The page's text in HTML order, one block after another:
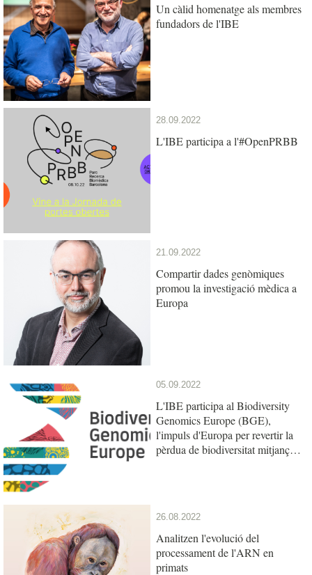
Un càlid homenatge als membres
fundadors de l'IBE
28.09.2022
L'IBE participa a l'#OpenPRBB
21.09.2022
Compartir dades genòmiques
promou la investigació mèdica a
Europa
05.09.2022
L'IBE participa al Biodiversity
Genomics Europe (BGE),
l'impuls d'Europa per revertir la
pèrdua de biodiversitat mitjançant
26.08.2022
Analitzen l'evolució del
processament de l'ARN en
primats